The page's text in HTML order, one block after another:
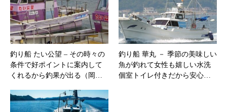
釣り船 たい公望 – その時々の
条件で好ポイントに案内して
くれるから釣果が出る（岡…
釣り船 華丸 － 季節の美味しい
魚が釣れて女性も嬉しい水洗
個室トイレ付きだから安心…